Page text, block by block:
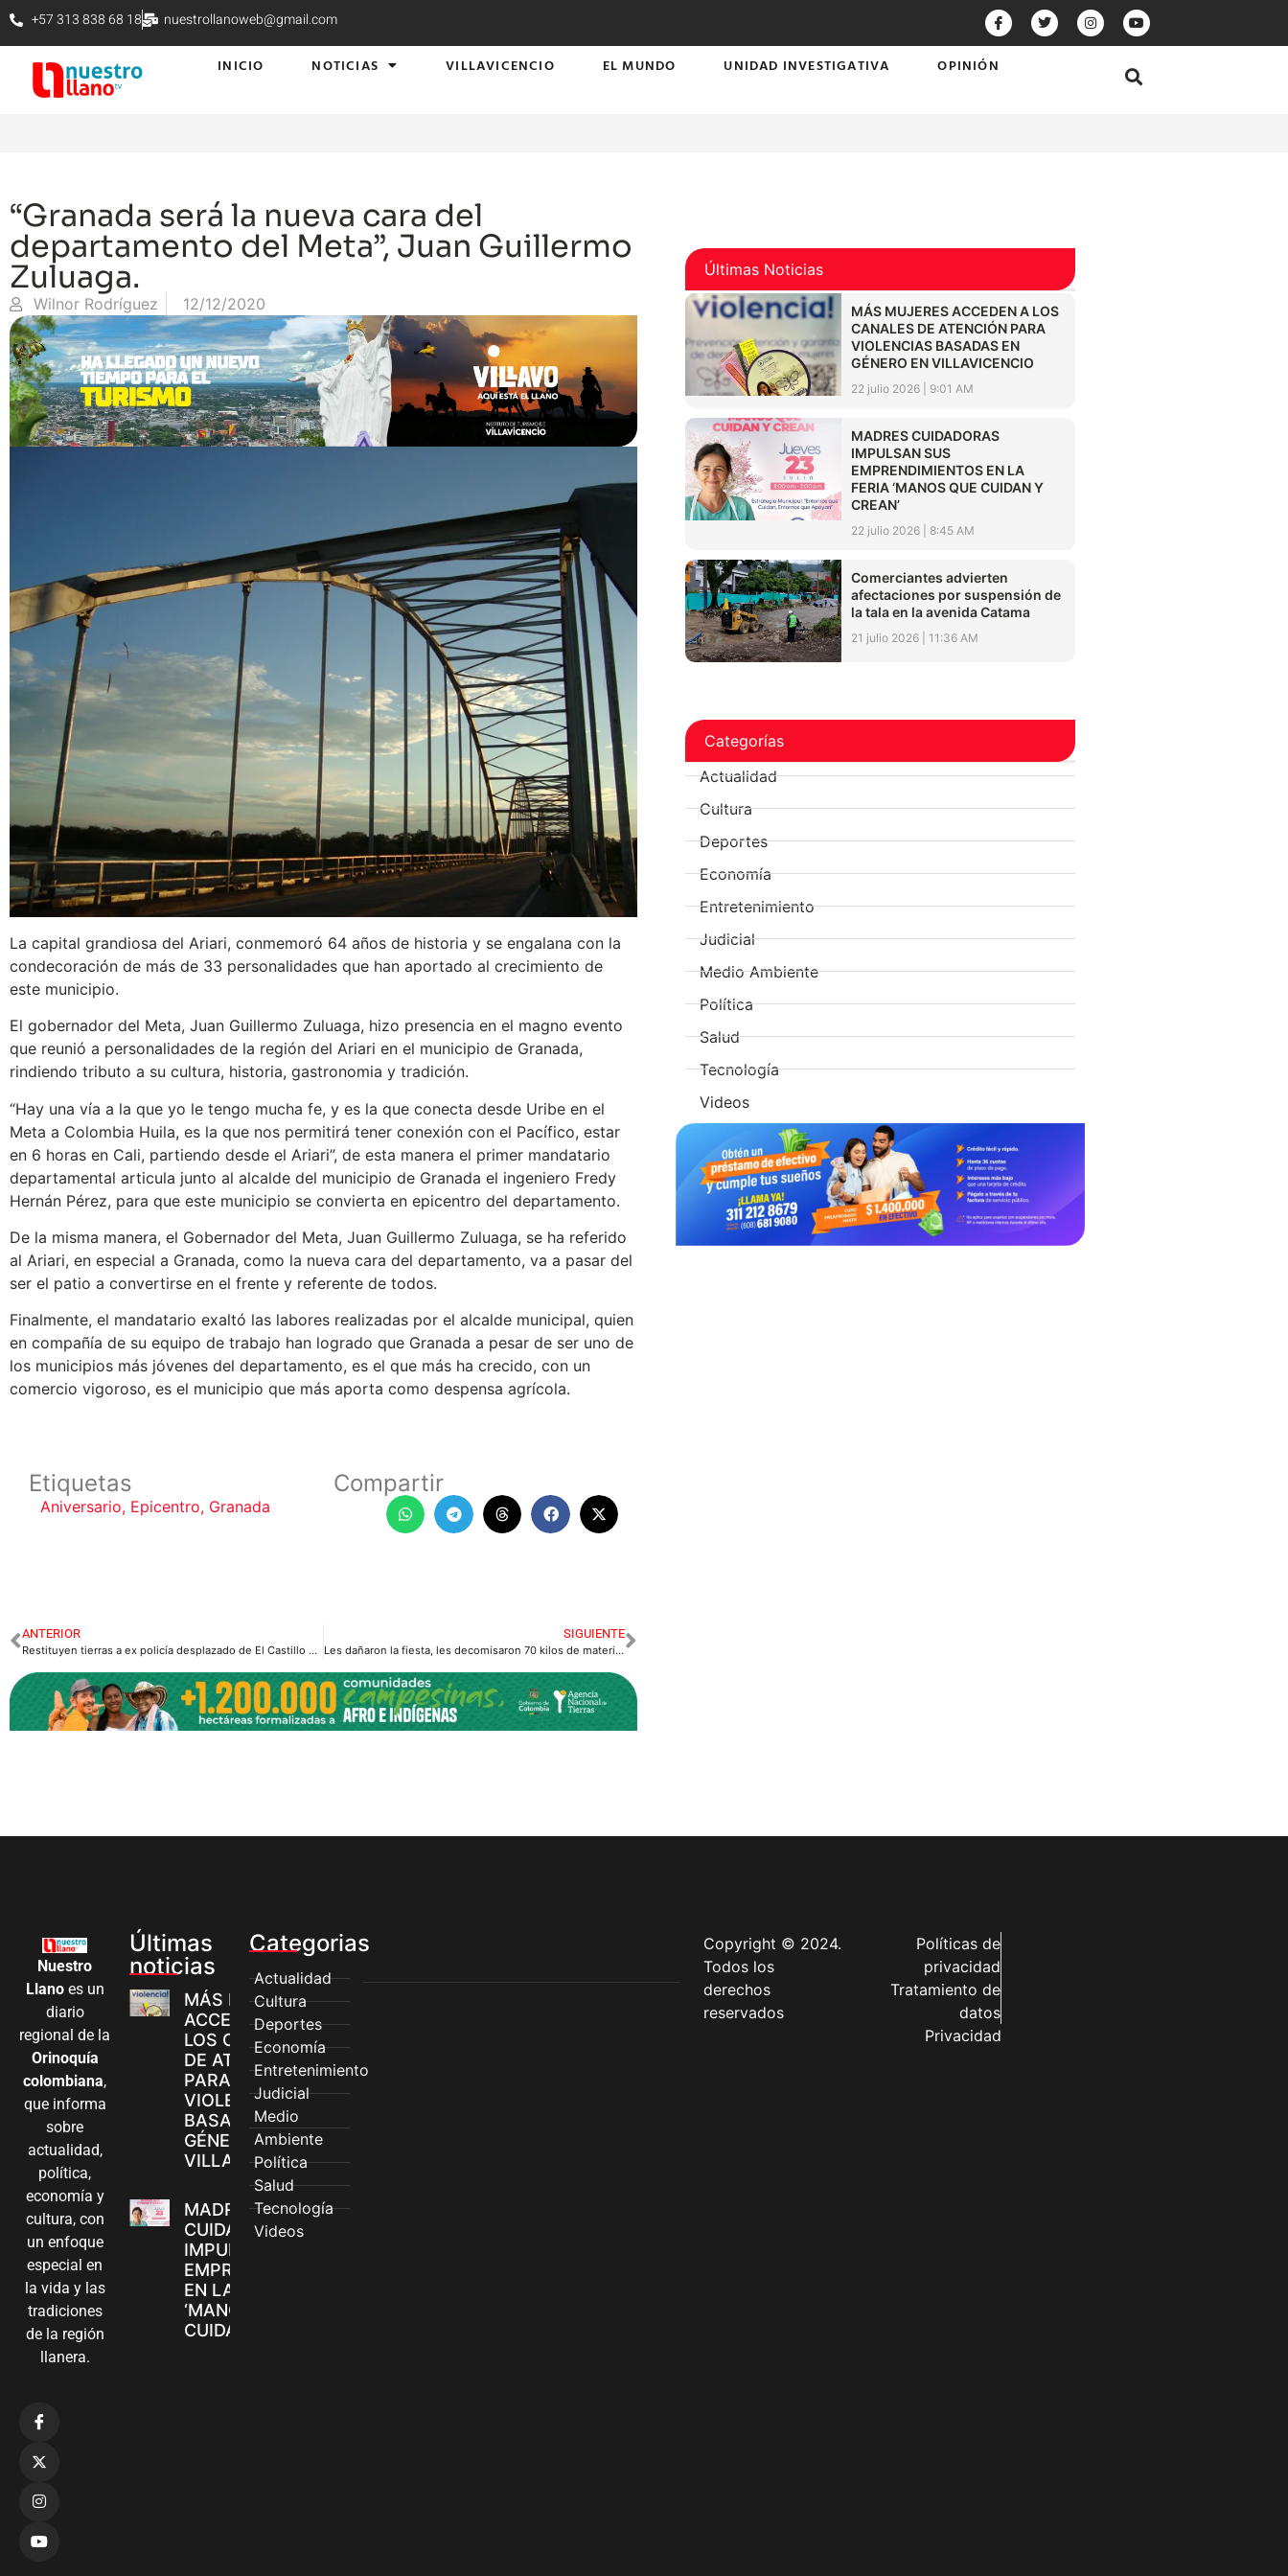
+57 313 838 68 18 nuestrollanoweb@gmail.com
INICIO NOTICIAS VILLAVICENCIO EL MUNDO UNIDAD INVESTIGATIVA OPINIÓN
“Granada será la nueva cara del
departamento del Meta”, Juan Guillermo
Zuluaga.
Wilnor Rodríguez 12/12/2020
La capital grandiosa del Ariari, conmemoró 64 años de historia y se engalana con la
condecoración de más de 33 personalidades que han aportado al crecimiento de
este municipio.
El gobernador del Meta, Juan Guillermo Zuluaga, hizo presencia en el magno evento
que reunió a personalidades de la región del Ariari en el municipio de Granada,
rindiendo tributo a su cultura, historia, gastronomia y tradición.
“Hay una vía a la que yo le tengo mucha fe, y es la que conecta desde Uribe en el
Meta a Colombia Huila, es la que nos permitirá tener conexión con el Pacífico, estar
en 6 horas en Cali, partiendo desde el Ariari”, de esta manera el primer mandatario
departamental articula junto al alcalde del municipio de Granada el ingeniero Fredy
Hernán Pérez, para que este municipio se convierta en epicentro del departamento.
De la misma manera, el Gobernador del Meta, Juan Guillermo Zuluaga, se ha referido
al Ariari, en especial a Granada, como la nueva cara del departamento, va a pasar del
ser el patio a convertirse en el frente y referente de todos.
Finalmente, el mandatario exaltó las labores realizadas por el alcalde municipal, quien
en compañía de su equipo de trabajo han logrado que Granada a pesar de ser uno de
los municipios más jóvenes del departamento, es el que más ha crecido, con un
comercio vigoroso, es el municipio que más aporta como despensa agrícola.
Etiquetas
Aniversario, Epicentro, Granada
Compartir
ANTERIOR
Restituyen tierras a ex policía desplazado de El Castillo Meta
SIGUIENTE
Les dañaron la fiesta, les decomisaron 70 kilos de material pirotécnico en Acacias.
Últimas Noticias
MÁS MUJERES ACCEDEN A LOS
CANALES DE ATENCIÓN PARA
VIOLENCIAS BASADAS EN
GÉNERO EN VILLAVICENCIO
22 julio 2026 9:01 AM
MADRES CUIDADORAS
IMPULSAN SUS
EMPRENDIMIENTOS EN LA
FERIA ‘MANOS QUE CUIDAN Y
CREAN’
22 julio 2026 8:45 AM
Comerciantes advierten
afectaciones por suspensión de
la tala en la avenida Catama
21 julio 2026 11:36 AM
Categorías
Actualidad
Cultura
Deportes
Economía
Entretenimiento
Judicial
Medio Ambiente
Política
Salud
Tecnología
Videos
Nuestro
Llanoes un
diario
regional de la
Orinoquía
colombiana,
que informa
sobre
actualidad,
política,
economía y
cultura, con
un enfoque
especial en
la vida y las
tradiciones
de la región
llanera.
Últimas
noticias
MÁS MUJERES
ACCEDEN A
LOS CANALES
DE ATENCIÓN
PARA
VIOLENCIAS
BASADAS EN
GÉNERO EN
VILLAVICENCIO
MADRES
CUIDADORAS
IMPULSAN SUS
EMPRENDIMIENTOS
EN LA FERIA
‘MANOS QUE
CUIDAN Y CREAN’
Categorias
Actualidad
Cultura
Deportes
Economía
Entretenimiento
Judicial
Medio
Ambiente
Política
Salud
Tecnología
Videos
Copyright © 2024.
Todos los
derechos
reservados
Políticas de
privacidad
Tratamiento de
datos
Privacidad